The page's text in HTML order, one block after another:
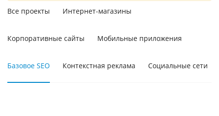
Все проекты Интернет-магазины
Корпоративные сайты Мобильные приложения
Базовое SEO Контекстная реклама Социальные сети